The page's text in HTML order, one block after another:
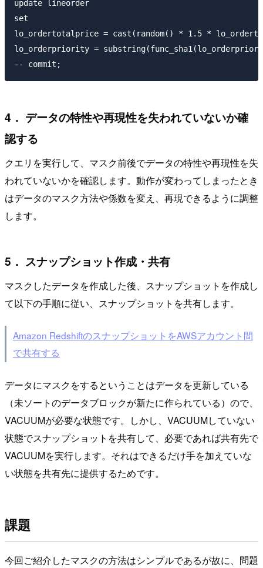
update lineorder
set
lo_ordertotalprice = cast(random() * 1.5 *
lo_orderpriority =
4． データの特性や再現性を失われていないか確
認する
クエリを実行して、マスク前後でデータの特性や再現性を失
われていないかを確認します。動作が変わってしまったとき
はデータのマスク方法や係数を変え、再現できるように調整
します。
5． スナップショット作成・共有
マスクしたデータを作成した後、スナップショットを作成し
て以下の手順に従い、スナップショットを共有します。
Amazon RedshiftのスナップショットをAWSアカウント間
で共有する
データにマスクをするということはデータを更新している
（未ソートのデータブロックが新たに作られている）ので、
VACUUMが必要な状態です。しかし、VACUUMしていない
状態でスナップショットを共有して、必要であれば共有先で
VACUUMを実行します。それはできるだけ手を加えていな
い状態を共有先に提供するためです。
課題
今回ご紹介したマスクの方法はシンプルであるが故に、問題